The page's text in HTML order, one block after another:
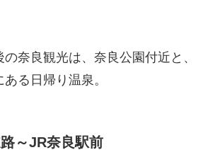
奈良観光は、奈良公園付近と、
る日帰り温泉。
～JR奈良駅前